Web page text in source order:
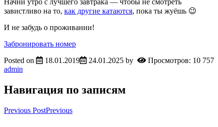
Начни утро с лучшего завтрака — чтобы не смотреть
завистливо на то, как другие катаются, пока ты жуёшь 😉
И не забудь о проживании!
Забронировать номер
Просмотров: 10 757
Posted on 18.01.2019 24.01.2025 by
admin
Навигация по записям
Previous PostPrevious